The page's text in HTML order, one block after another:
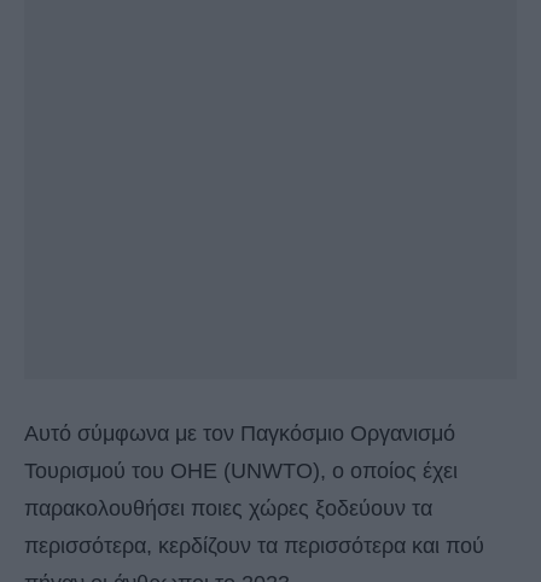
Αυτό σύμφωνα με τον Παγκόσμιο Οργανισμό
Τουρισμού του ΟΗΕ (UNWTO), ο οποίος έχει
παρακολουθήσει ποιες χώρες ξοδεύουν τα
περισσότερα, κερδίζουν τα περισσότερα και πού